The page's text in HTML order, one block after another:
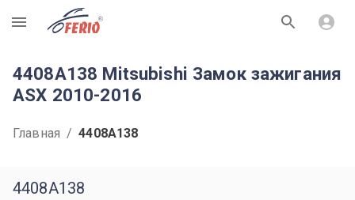
R
4408A138 Mitsubishi Замок зажигания
ASX 2010-2016
Главная / 4408A138
4408A138